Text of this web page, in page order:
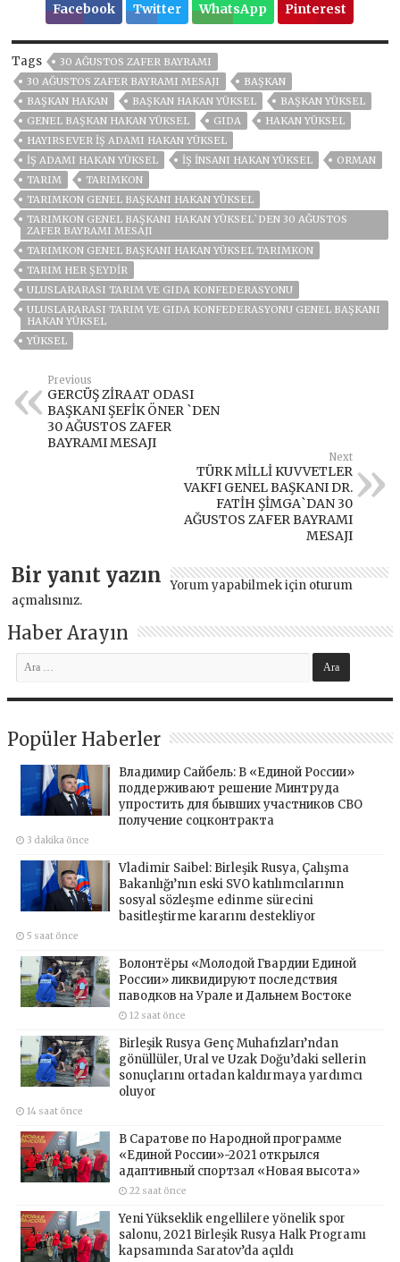
Facebook Twitter WhatsApp Pinterest
Tags
30 AĞUSTOS ZAFER BAYRAMI
30 AĞUSTOS ZAFER BAYRAMI MESAJI
BAŞKAN
BAŞKAN HAKAN
BAŞKAN HAKAN YÜKSEL
BAŞKAN YÜKSEL
GENEL BAŞKAN HAKAN YÜKSEL
GIDA
HAKAN YÜKSEL
HAYIRSEVER IŞ ADAMI HAKAN YÜKSEL
IŞ ADAMI HAKAN YÜKSEL
IŞ INSANI HAKAN YÜKSEL
ORMAN
TARIM
TARIMKON
TARIMKON GENEL BAŞKANI HAKAN YÜKSEL
TARIMKON GENEL BAŞKANI HAKAN YÜKSEL`DEN 30 AĞUSTOS
ZAFER BAYRAMI MESAJI
TARIMKON GENEL BAŞKANI HAKAN YÜKSEL TARIMKON
TARIM HER ŞEYDIR
ULUSLARARASI TARIM VE GIDA KONFEDERASYONU
ULUSLARARASI TARIM VE GIDA KONFEDERASYONU GENEL BAŞKANI
HAKAN YÜKSEL
YÜKSEL
Previous
GERCÜŞ ZİRAAT ODASI
BAŞKANI ŞEFİK ÖNER `DEN
30 AĞUSTOS ZAFER
BAYRAMI MESAJI
Next
TÜRK MİLLİ KUVVETLER
VAKFI GENEL BAŞKANI DR.
FATİH ŞİMGA`DAN 30
AĞUSTOS ZAFER BAYRAMI
MESAJI
Bir yanıt yazın Yorum yapabilmek için oturum
açmalısınız.
Haber Arayın
Popüler Haberler
Владимир Сайбель: В «Единой России»
поддерживают решение Минтруда
упростить для бывших участников СВО
получение соцконтракта
3 dakika önce
Vladimir Saibel: Birleşik Rusya, Çalışma
Bakanlığı’nın eski SVO katılımcılarının
sosyal sözleşme edinme sürecini
basitleştirme kararını destekliyor
5 saat önce
Волонтёры «Молодой Гвардии Единой
России» ликвидируют последствия
паводков на Урале и Дальнем Востоке
12 saat önce
Birleşik Rusya Genç Muhafızları’ndan
gönüllüler, Ural ve Uzak Doğu’daki sellerin
sonuçlarını ortadan kaldırmaya yardımcı
oluyor
14 saat önce
В Саратове по Народной программе
«Единой России»-2021 открылся
адаптивный спортзал «Новая высота»
22 saat önce
Yeni Yükseklik engellilere yönelik spor
salonu, 2021 Birleşik Rusya Halk Programı
kapsamında Saratov’da açıldı